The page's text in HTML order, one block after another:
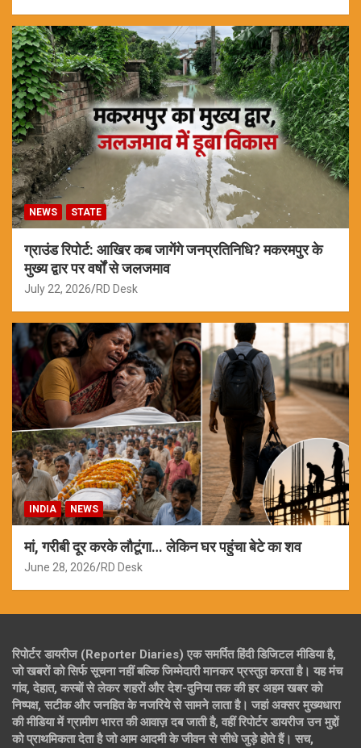
NEWS STATE
ग्राउंड रिपोर्ट: आखिर कब जागेंगे जनप्रतिनिधि? मकरमपुर के
मुख्य द्वार पर वर्षों से जलजमाव
July 22, 2026 RD Desk
INDIA NEWS
मां, गरीबी दूर करके लौटूंगा… लेकिन घर पहुंचा बेटे का शव
June 28, 2026 RD Desk
रिपोर्टर डायरीज (Reporter Diaries) एक समर्पित हिंदी डिजिटल मीडिया है,
जो खबरों को सिर्फ सूचना नहीं बल्कि जिम्मेदारी मानकर प्रस्तुत करता है। यह मंच
गांव, देहात, कस्बों से लेकर शहरों और देश-दुनिया तक की हर अहम खबर को
निष्पक्ष, सटीक और जनहित के नजरिये से सामने लाता है। जहां अक्सर मुख्यधारा
की मीडिया में ग्रामीण भारत की आवाज़ दब जाती है, वहीं रिपोर्टर डायरीज उन मुद्दों
को प्राथमिकता देता है जो आम आदमी के जीवन से सीधे जुड़े होते हैं। सच,